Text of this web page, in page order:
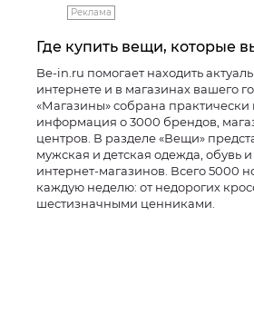
Реклама
Где купить вещи, которые
Be-in.ru помогает находить
интернете и в магазинах вашего
«Магазины» собрана практически
информация о 3000 брендов,
центров. В разделе «Вещи»
мужская и детская одежда, обувь
интернет-магазинов. Всего 5000
каждую неделю: от недорогих
шестизначными ценниками.